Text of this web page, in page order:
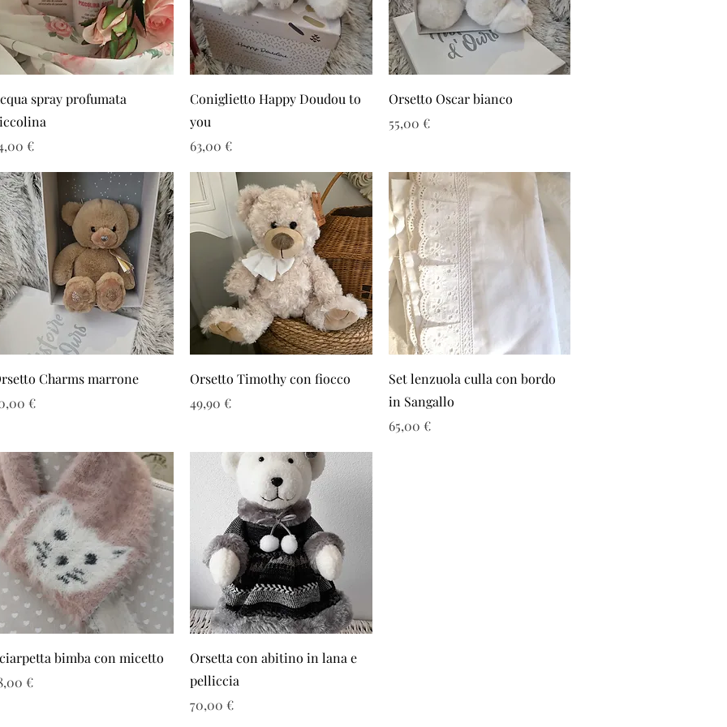
Vista rapida
spray profumata
€
Vista rapida
Coniglietto Happy Doudou to
you
Prezzo
63,00 €
Vista rapida
Orsetto Oscar bianco
Prezzo
55,00 €
Vista rapida
Charms marrone
€
Vista rapida
Orsetto Timothy con fiocco
Prezzo
49,90 €
Vista rapida
Set lenzuola culla con bordo
in Sangallo
Prezzo
65,00 €
Vista rapida
bimba con micetto
€
Vista rapida
Orsetta con abitino in lana e
pelliccia
Prezzo
70,00 €